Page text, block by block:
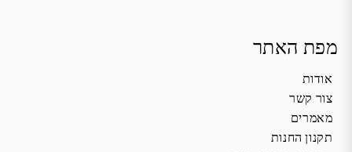
מפת האתר
אודות
צור קשר
מאמרים
תקנון החנות